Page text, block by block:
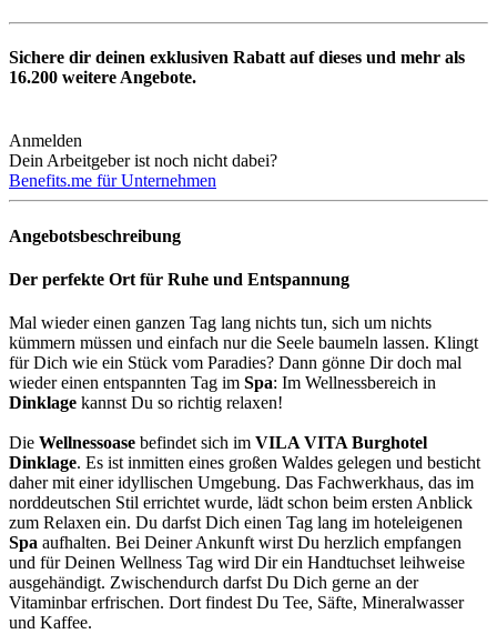
Sichere dir deinen exklusiven Rabatt auf dieses und mehr als
16.200 weitere Angebote.
Anmelden
Dein Arbeitgeber ist noch nicht dabei?
Benefits.me für Unternehmen
Angebotsbeschreibung
Der perfekte Ort für Ruhe und Entspannung
Mal wieder einen ganzen Tag lang nichts tun, sich um nichts
kümmern müssen und einfach nur die Seele baumeln lassen. Klingt
für Dich wie ein Stück vom Paradies? Dann gönne Dir doch mal
wieder einen entspannten Tag im Spa: Im Wellnessbereich in
Dinklage kannst Du so richtig relaxen!
Die Wellnessoase befindet sich im VILA VITA Burghotel
Dinklage. Es ist inmitten eines großen Waldes gelegen und besticht
daher mit einer idyllischen Umgebung. Das Fachwerkhaus, das im
norddeutschen Stil errichtet wurde, lädt schon beim ersten Anblick
zum Relaxen ein. Du darfst Dich einen Tag lang im hoteleigenen
Spa aufhalten. Bei Deiner Ankunft wirst Du herzlich empfangen
und für Deinen Wellness Tag wird Dir ein Handtuchset leihweise
ausgehändigt. Zwischendurch darfst Du Dich gerne an der
Vitaminbar erfrischen. Dort findest Du Tee, Säfte, Mineralwasser
und Kaffee.